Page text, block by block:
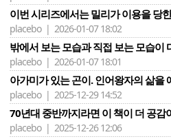
이번 시리즈에서는 밀리가 이용을 당한
placebo | 2026-01-07 18:02
밖에서 보는 모습과 직접 보는 모습이
placebo | 2026-01-07 18:01
아가미가 있는 곤이. 인어왕자의 삶을
placebo | 2025-12-29 14:52
70년대 중반까지라면 이 책이 더 공감
placebo | 2025-12-26 12:06